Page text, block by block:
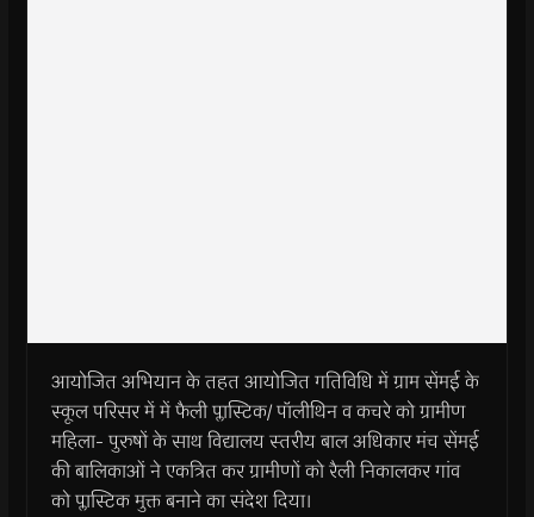
आयोजित अभियान के तहत आयोजित गतिविधि में ग्राम सेंमई के
स्कूल परिसर में में फैली प्लास्टिक/ पॉलीथिन व कचरे को ग्रामीण
महिला- पुरुषों के साथ विद्यालय स्तरीय बाल अधिकार मंच सेंमई
की बालिकाओं ने एकत्रित कर ग्रामीणों को रैली निकालकर गांव
को प्लास्टिक मुक्त बनाने का संदेश दिया।